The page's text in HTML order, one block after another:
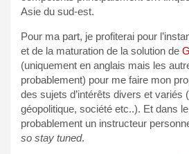
Asie du sud-est.
Pour ma part, je profiterai pour
et de la maturation de la solution de
(uniquement en anglais mais les
probablement) pour me faire mon
des sujets d’intérêts divers et variés
géopolitique, société etc..). Et dans
probablement un instructeur
so stay tuned.